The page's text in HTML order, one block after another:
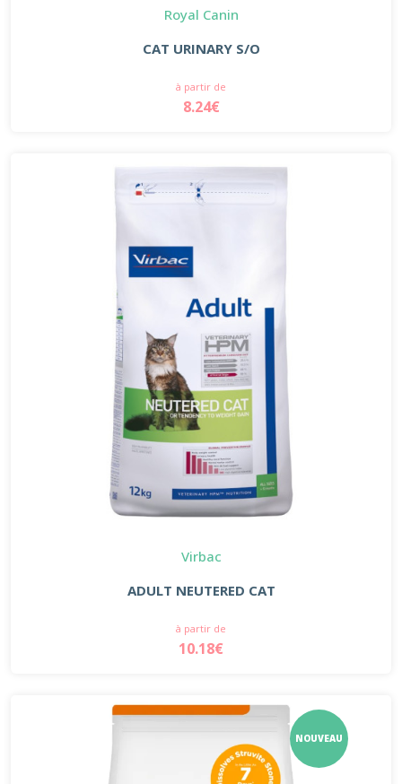
Royal Canin
CAT URINARY S/O
à partir de
8.24€
Virbac
ADULT NEUTERED CAT
à partir de
10.18€
NOUVEAU